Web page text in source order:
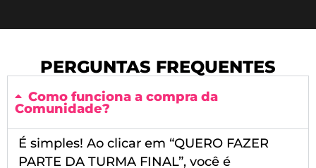
PERGUNTAS FREQUENTES
Como funciona a compra da
Comunidade?
É simples! Ao clicar em “QUERO FAZER
PARTE DA TURMA FINAL”, você é